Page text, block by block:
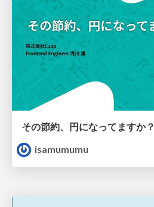
その節約、円になってますか？
isamumumu